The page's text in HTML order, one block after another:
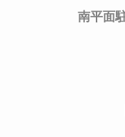
南平面